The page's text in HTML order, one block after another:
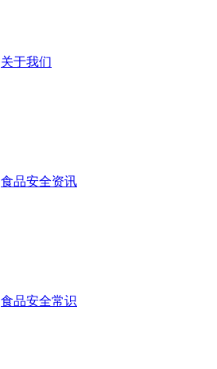
关于我们
食品安全资讯
食品安全常识